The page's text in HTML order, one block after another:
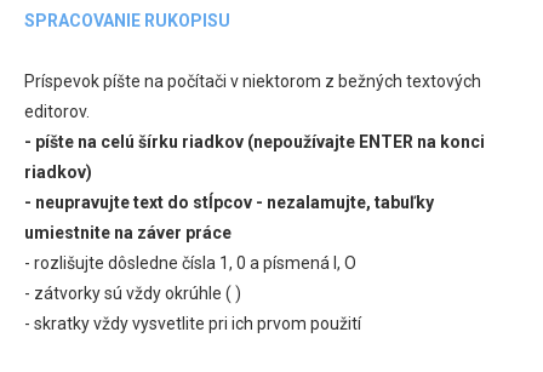
SPRACOVANIE RUKOPISU
Príspevok píšte na počítači v niektorom z bežných textových
editorov.
- píšte na celú šírku riadkov (nepoužívajte ENTER na konci
riadkov)
- neupravujte text do stĺpcov - nezalamujte, tabuľky
umiestnite na záver práce
- rozlišujte dôsledne čísla 1, 0 a písmená l, O
- zátvorky sú vždy okrúhle ( )
- skratky vždy vysvetlite pri ich prvom použití